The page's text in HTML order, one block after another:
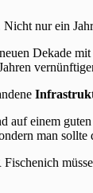
nur ein
Dekade
auf einem
man sollte